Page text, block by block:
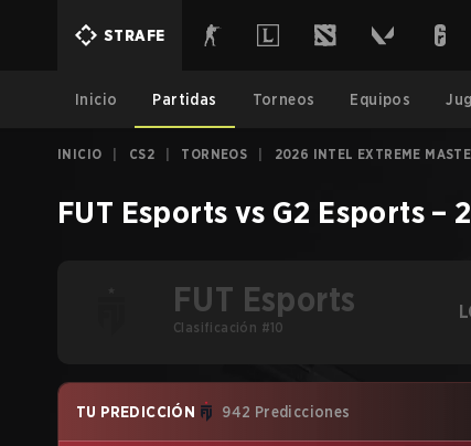
STRAFE
Inicio Partidas Torneos Equipos
INICIO CS2 TORNEOS 2026 INTEL EXTREME
FUT Esports vs G2 Esports –
FUT Esports
Clasificación #10
TU PREDICCIÓN 942 Predicciones